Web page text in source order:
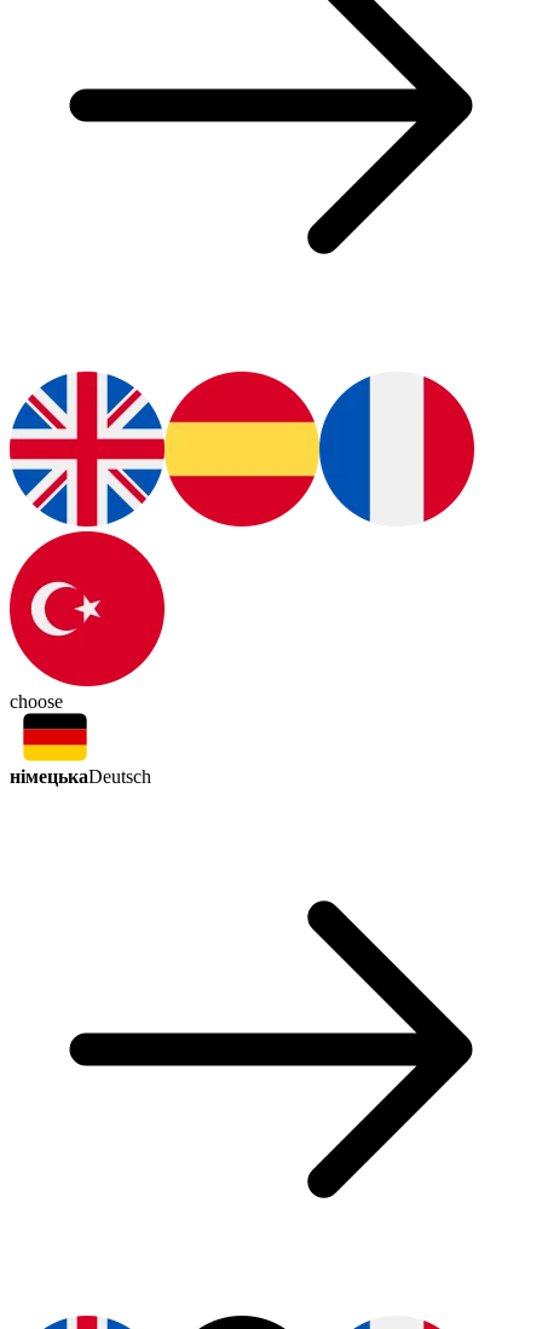
choose
німецькаDeutsch